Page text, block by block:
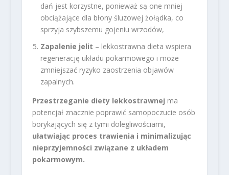
dań jest korzystne, ponieważ są one mniej
obciążające dla błony śluzowej żołądka, co
sprzyja szybszemu gojeniu wrzodów,
Zapalenie jelit – lekkostrawna dieta wspiera
regenerację układu pokarmowego i może
zmniejszać ryzyko zaostrzenia objawów
zapalnych.
Przestrzeganie diety lekkostrawnej ma
potencjał znacznie poprawić samopoczucie osób
borykających się z tymi dolegliwościami,
ułatwiając proces trawienia i minimalizując
nieprzyjemności związane z układem
pokarmowym.